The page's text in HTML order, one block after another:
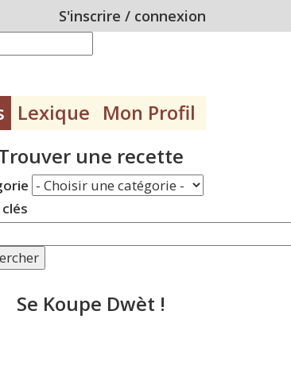
S'inscrire / connexion
Lexique Mon Profil
une recette
Se Koupe Dwèt !